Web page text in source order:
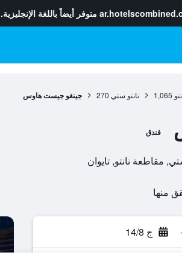
متوفر أيضاً باللغة الإنجليزية.
1,065 نانتو ستي 270 جينغو جيست هاوس
فندق
ج 14/8